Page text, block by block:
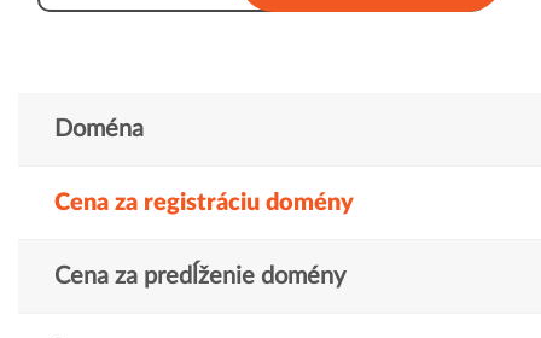
Doména
Cena za registráciu domény
Cena za predĺženie domény